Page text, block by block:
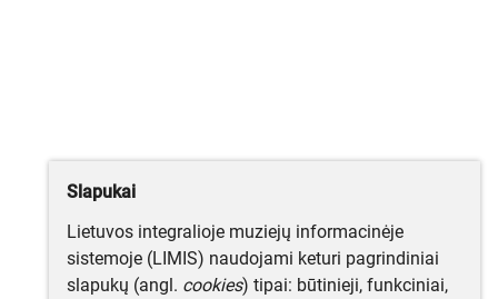
Slapukai
Lietuvos integralioje muziejų informacinėje
sistemoje (LIMIS) naudojami keturi pagrindiniai
slapukų (angl. cookies) tipai: būtinieji, funkciniai,